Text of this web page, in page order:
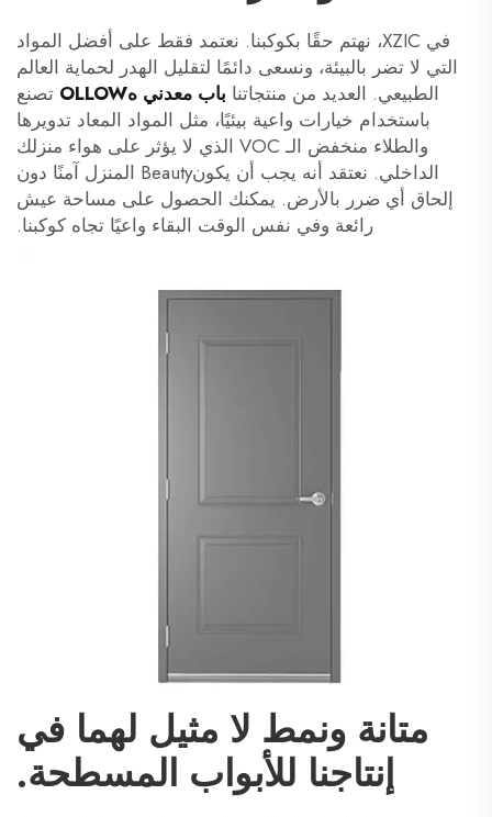
في XZIC، نهتم حقًا بكوكبنا. نعتمد فقط على أفضل المواد
التي لا تضر بالبيئة، ونسعى دائمًا لتقليل الهدر لحماية العالم
الطبيعي. العديد من منتجاتنا باب معدني هOLLOW
تصنع
باستخدام خيارات واعية بيئيًا، مثل المواد المعاد تدويرها
والطلاء منخفض الـ VOC الذي لا يؤثر على هواء منزلك
الداخلي. نعتقد أنه يجب أن يكونBeauty المنزل آمنًا دون
إلحاق أي ضرر بالأرض. يمكنك الحصول على مساحة عيش
رائعة وفي نفس الوقت البقاء واعيًا تجاه كوكبنا.
متانة ونمط لا مثيل لهما في
إنتاجنا للأبواب المسطحة.